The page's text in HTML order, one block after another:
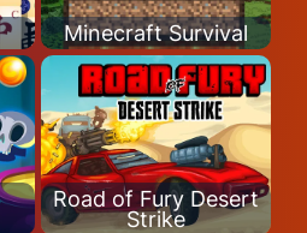
Minecraft Survival
Road of Fury Desert
Strike